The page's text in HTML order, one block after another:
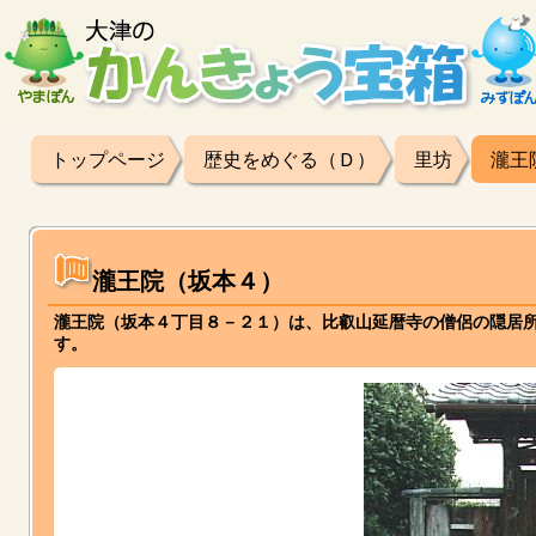
トップページ 歴史をめぐる（Ｄ） 里坊 瀧王
瀧王院（坂本４）
瀧王院（坂本４丁目８－２１）は、比叡山延暦寺の僧侶の隠
す。